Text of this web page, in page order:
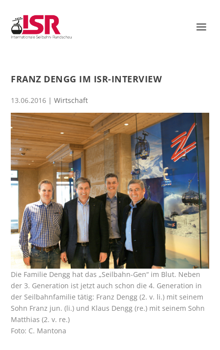
FRANZ DENGG IM ISR-INTERVIEW
13.06.2016 |Wirtschaft
Die Familie Dengg hat das „Seilbahn-Gen“ im Blut. Neben
der 3. Generation ist jetzt auch schon die 4. Generation in
der Seilbahnfamilie tätig: Franz Dengg (2. v. li.) mit seinem
Sohn Franz jun. (li.) und Klaus Dengg (re.) mit seinem Sohn
Matthias (2. v. re.)
Foto: C. Mantona